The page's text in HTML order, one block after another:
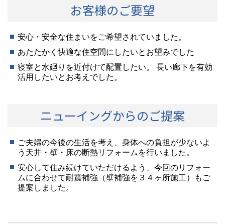
お客様のご要望
安心・安全な住まいをご希望されていました。
あたたかく快適な住空間にしたいとお望みでした
寝室と水廻りを近付けて配置したい。 長い廊下を有効
活用したいとお考えでした。
ニューイングからのご提案
ご夫婦の今後の生活を考え、身体への負担が少ないよ
う天井・壁・床の断熱リフォームを行いました。
安心して住み続けていただけるよう、今回のリフォー
ムに合わせて耐震補強（壁補強を３４ヶ所施工） もご
提案しました。